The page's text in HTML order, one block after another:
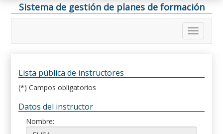
Sistema de gestión de planes de formación
Lista pública de instructores
(*) Campos obligatorios
Datos del instructor
Nombre: